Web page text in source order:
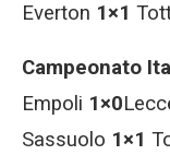
Everton 1×1
Campeonato
Empoli 1×0
Sassuolo 1×1